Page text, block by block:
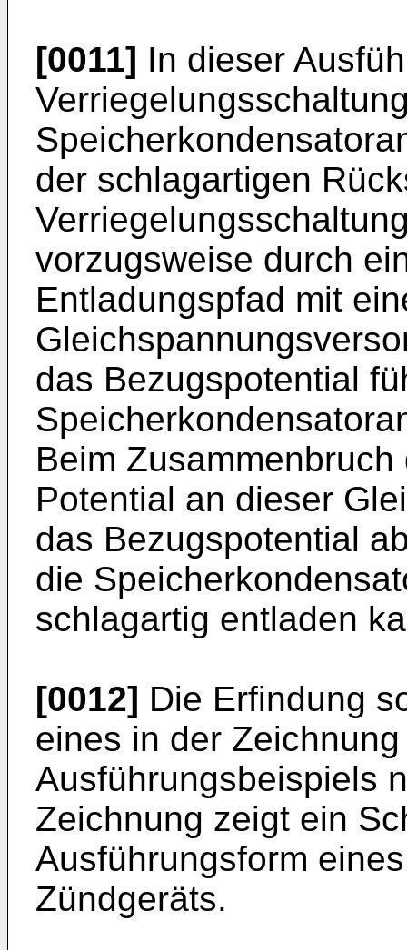
[0011] In dieser
der schlagartigen
vorzugsweise durch
Entladungspfad mit
das Bezugspotential
Beim
Potential an dieser
das Bezugspotential
die
schlagartig entladen
[0012] Die Erfindung
eines in der
Ausführungsbeispiels
Zeichnung zeigt ein
Ausführungsform
Zündgeräts.